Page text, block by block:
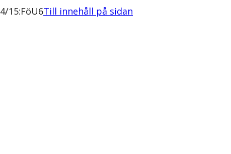
15:FöU6Till innehåll på sidan